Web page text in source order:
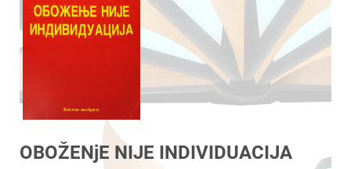
OBOŽENjE NIJE INDIVIDUACIJA